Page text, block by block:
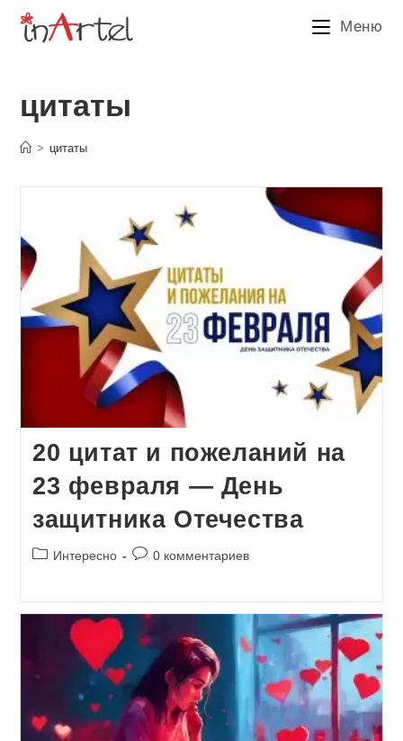
Перейти
Меню
цитаты
> цитаты
20 цитат и пожеланий на
23 февраля — День
защитника Отечества
Рубрика
Интересно
Комментарии
0 комментариев